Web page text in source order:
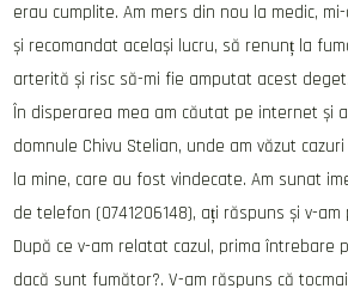
erau cumplite. Am mers din nou la medic,
și recomandat același lucru, să renunț la
arterită și risc să-mi fie amputat acest deget.
În disperarea mea am căutat pe internet și
domnule Chivu Stelian, unde am văzut
la mine, care au fost vindecate. Am sunat
de telefon (0741206148), ați răspuns și v-
După ce v-am relatat cazul, prima întrebare
dacă sunt fumător?. V-am răspuns că